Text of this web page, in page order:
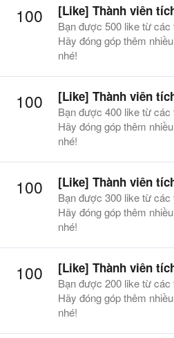
100 [Like] Thành viên
Bạn được 500 like từ
Hãy đóng góp thêm
nhé!
100 [Like] Thành viên
Bạn được 400 like từ
Hãy đóng góp thêm
nhé!
100 [Like] Thành viên
Bạn được 300 like từ
Hãy đóng góp thêm
nhé!
100 [Like] Thành viên
Bạn được 200 like từ
Hãy đóng góp thêm
nhé!